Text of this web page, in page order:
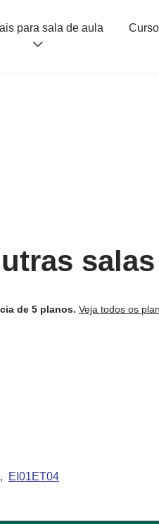
para sala de aula
de 5 planos. Veja todos os
EI01ET04